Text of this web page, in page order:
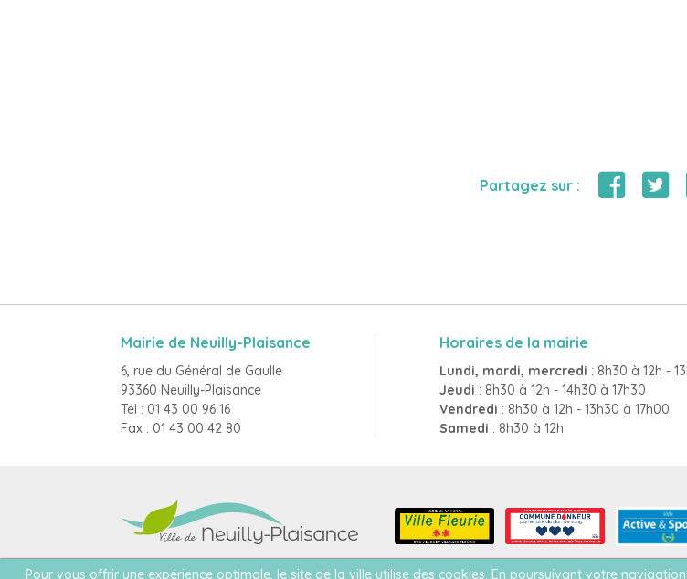
Partagez sur :
Mairie de Neuilly-Plaisance
6, rue du Général de Gaulle
93360 Neuilly-Plaisance
Tél : 01 43 00 96 16
Fax : 01 43 00 42 80
Horaires de la mairie
Lundi, mardi, mercredi : 8h30 à 12h -
Jeudi : 8h30 à 12h - 14h30 à 17h30
Vendredi : 8h30 à 12h - 13h30 à 17h00
Samedi : 8h30 à 12h
Pour vous offrir une expérience optimale, le site de la ville utilise des cookies. En poursuivant votre